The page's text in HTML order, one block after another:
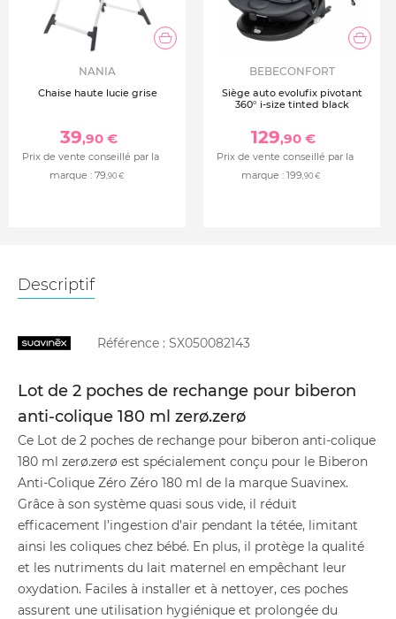
NANIA
Chaise haute lucie grise
39,90 €
Prix de vente conseillé par la
marque : 79,90 €
BEBECONFORT
Siège auto evolufix pivotant
360° i-size tinted black
129,90 €
Prix de vente conseillé par la
marque : 199,90 €
Descriptif
Référence : SX050082143
Lot de 2 poches de rechange pour biberon
anti-colique 180 ml zerø.zerø
Ce Lot de 2 poches de rechange pour biberon anti-colique
180 ml zerø.zerø est spécialement conçu pour le Biberon
Anti-Colique Zéro Zéro 180 ml de la marque Suavinex.
Grâce à son système quasi sous vide, il réduit
efficacement l’ingestion d’air pendant la tétée, limitant
ainsi les coliques chez bébé. En plus, il protège la qualité
et les nutriments du lait maternel en empêchant leur
oxydation. Faciles à installer et à nettoyer, ces poches
assurent une utilisation hygiénique et prolongée du